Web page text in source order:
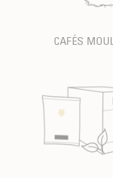
CAFÉS